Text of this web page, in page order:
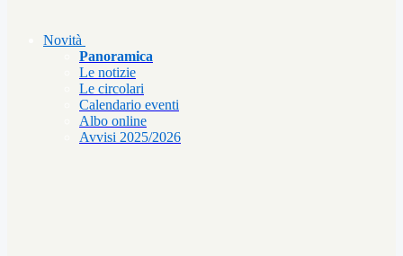
Novità
Panoramica
Le notizie
Le circolari
Calendario eventi
Albo online
Avvisi 2025/2026